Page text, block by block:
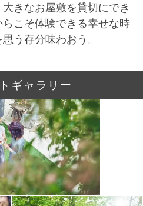
大きなお屋敷を貸切にでき
らこそ体験できる幸せな時
思う存分味わおう。
ギャラリー